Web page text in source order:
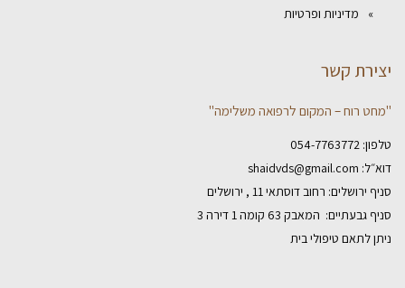
מדיניות ופרטיות
יצירת קשר
"מחט רוח – המקום לרפואה משלימה"
טלפון: 054-7763772
דוא״ל: shaidvds@gmail.com
סניף ירושלים: רחוב דוסתאי 11 , ירושלים
סניף גבעתיים: המאבק 63 קומה 1 דירה 3
ניתן לתאם טיפולי בית